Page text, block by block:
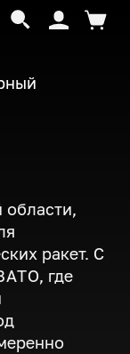
области,
ракет. С
, где